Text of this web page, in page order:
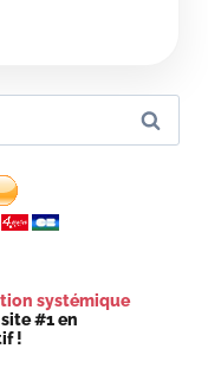
systémique
#1 en
!